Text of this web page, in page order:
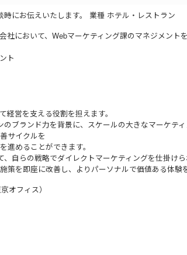
にお伝えいたします。 業種 ホテル・レストラン
社において、Webマーケティング課のマネジメントを
ト
経営を支える役割を担えます。
のブランド力を背景に、スケールの大きなマーケテ
サイクルを
進めることができます。
自らの戦略でダイレクトマーケティングを仕掛けら
策を即座に改善し、よりパーソナルで価値ある体験
オフィス）